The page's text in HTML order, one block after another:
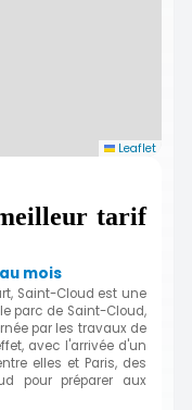
Leaflet
tarif
mois
Saint-Cloud est une
parc de Saint-Cloud,
par les travaux de
avec l'arrivée d'un
elles et Paris, des
pour préparer aux